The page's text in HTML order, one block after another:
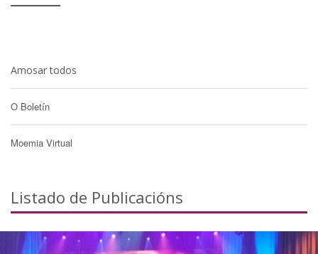
Amosar todos
O Boletín
Moemia Virtual
Listado de Publicacións